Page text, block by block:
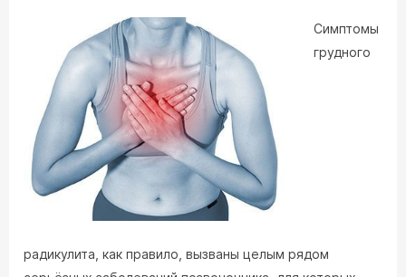
Симптомы
грудного
радикулита, как правило, вызваны целым рядом